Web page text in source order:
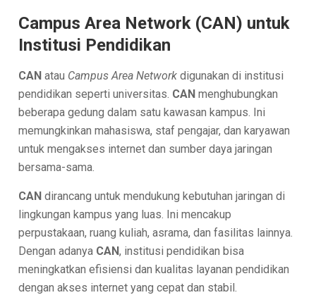
Campus Area Network (CAN) untuk
Institusi Pendidikan
CAN atau Campus Area Network digunakan di institusi
pendidikan seperti universitas. CAN menghubungkan
beberapa gedung dalam satu kawasan kampus. Ini
memungkinkan mahasiswa, staf pengajar, dan karyawan
untuk mengakses internet dan sumber daya jaringan
bersama-sama.
CAN dirancang untuk mendukung kebutuhan jaringan di
lingkungan kampus yang luas. Ini mencakup
perpustakaan, ruang kuliah, asrama, dan fasilitas lainnya.
Dengan adanya CAN, institusi pendidikan bisa
meningkatkan efisiensi dan kualitas layanan pendidikan
dengan akses internet yang cepat dan stabil.